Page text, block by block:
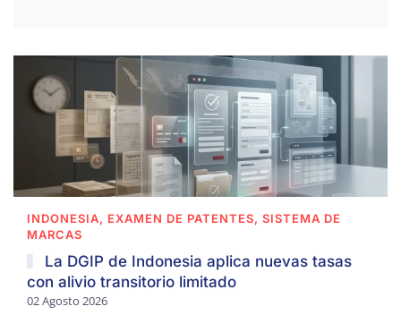
INDONESIA, EXAMEN DE PATENTES, SISTEMA DE
MARCAS
La DGIP de Indonesia aplica nuevas tasas
con alivio transitorio limitado
02 Agosto 2026